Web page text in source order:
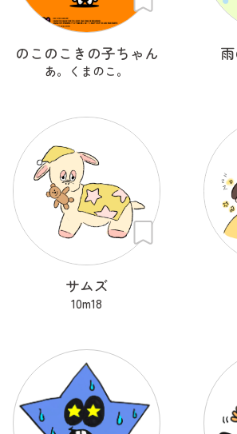
のこのこきの子ちゃん
あ。くまのこ。
サムズ
10m18